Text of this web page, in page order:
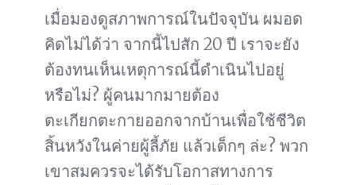
เมื่อมองดูสภาพการณ์ในปัจจุบัน ผมอด
คิดไม่ได้ว่า จากนี้ไปสัก 20 ปี เราจะยัง
ต้องทนเห็นเหตุการณ์นี้ดำเนินไปอยู่
หรือไม่? ผู้คนมากมายต้อง
ตะเกียกตะกายออกจากบ้านเพื่อใช้ชีวิต
สิ้นหวังในค่ายผู้ลี้ภัย แล้วเด็กๆ ล่ะ? พวก
เขาสมควรจะได้รับโอกาสทางการ